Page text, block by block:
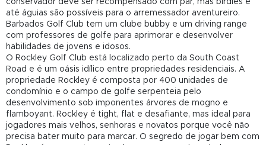
até águias são possíveis para o arremessador aventureiro.
Barbados Golf Club tem um clube bubby e um driving range
com professores de golfe para aprimorar e desenvolver
habilidades de jovens e idosos.
O Rockley Golf Club está localizado perto da South Coast
Road e é um oásis idílico entre propriedades residenciais. A
propriedade Rockley é composta por 400 unidades de
condomínio e o campo de golfe serpenteia pelo
desenvolvimento sob imponentes árvores de mogno e
flamboyant. Rockley é tight, flat e desafiante, mas ideal para
jogadores mais velhos, senhoras e novatos porque você não
precisa bater muito para marcar. O segredo de jogar bem com